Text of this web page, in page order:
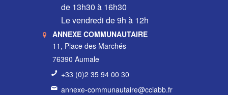
de 13h30 à 16h30
Le vendredi de 9h à 12h
ANNEXE COMMUNAUTAIRE
11, Place des Marchés
76390 Aumale
+33 (0)2 35 94 00 30
annexe-communautaire@cciabb.fr